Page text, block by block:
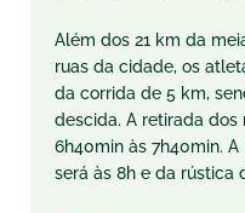
Além dos 21 km da
ruas da cidade, os
da corrida de 5 km,
descida. A retirada dos
6h40min às 7h40min.
será às 8h e da rústica